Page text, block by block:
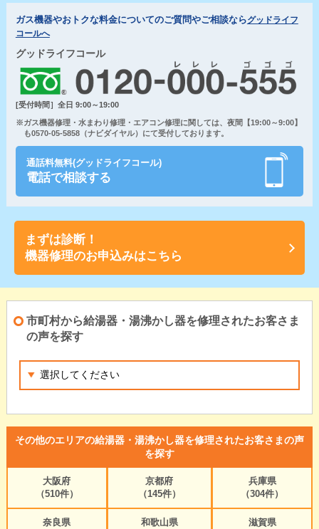
ガス機器やおトクな料金についてのご質問やご相談ならグッドライフ
コールへ
グッドライフコール
[受付時間］全日 9:00～19:00
※ガス機器修理・水まわり修理・エアコン修理に関しては、夜間【19:00～9:00】
も0570-05-5858（ナビダイヤル）にて受付しております。
通話料無料(グッドライフコール)
電話で相談する
まずは診断！
機器修理のお申込みはこちら
市町村から給湯器・湯沸かし器を修理されたお客さま
の声を探す
その他のエリアの給湯器・湯沸かし器を修理されたお客さまの声
を探す
大阪府
（510件）
京都府
（145件）
兵庫県
（304件）
奈良県
和歌山県
滋賀県